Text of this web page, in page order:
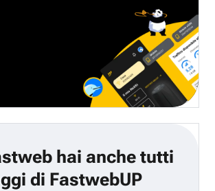
hai anche tutti
di FastwebUP